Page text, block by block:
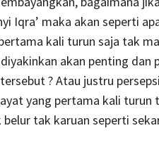
Iqra’ maka akan seperti
kali turun saja tak
akan penting dan
? Atau justru
yang pertama kali
tak karuan seperti